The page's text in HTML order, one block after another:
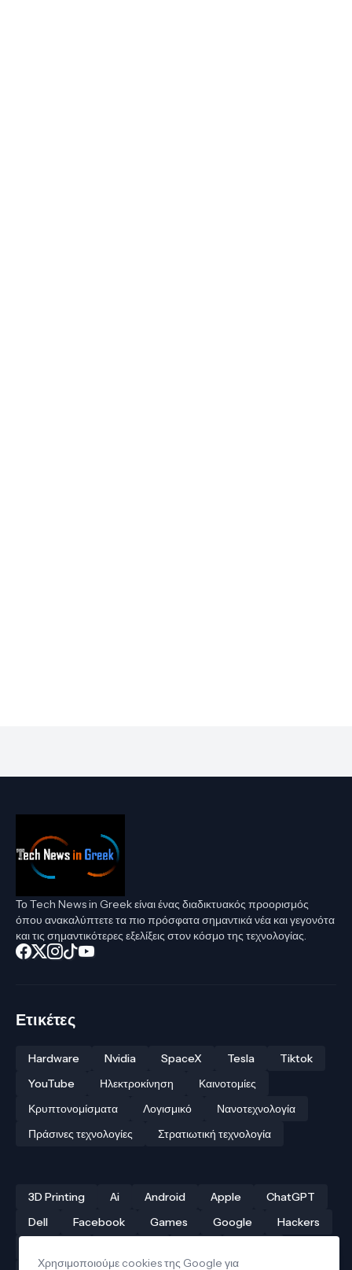
Το Tech News in Greek είναι ένας διαδικτυακός προορισμός
όπου ανακαλύπτετε τα πιο πρόσφατα σημαντικά νέα και γεγονότα
και τις σημαντικότερες εξελίξεις στον κόσμο της τεχνολογίας.
Ετικέτες
Hardware Nvidia SpaceX Tesla
Tiktok
YouTube
Ηλεκτροκίνηση
Καινοτομίες
Κρυπτονομίσματα
Λογισμικό
Νανοτεχνολογία
Πράσινες τεχνολογίες
Στρατιωτική τεχνολογία
3D Printing Ai Android Apple
ChatGPT
Dell
Facebook Games Google
Hackers
Χρησιμοποιούμε cookies της Google για